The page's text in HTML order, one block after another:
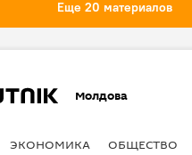
Еще 20 материалов
Молдова
ЭКОНОМИКА ОБЩЕСТВО